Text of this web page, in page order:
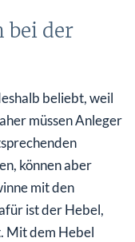
bei der
beliebt, weil
müssen Anleger
können aber
mit den
ist der Hebel,
Mit dem Hebel